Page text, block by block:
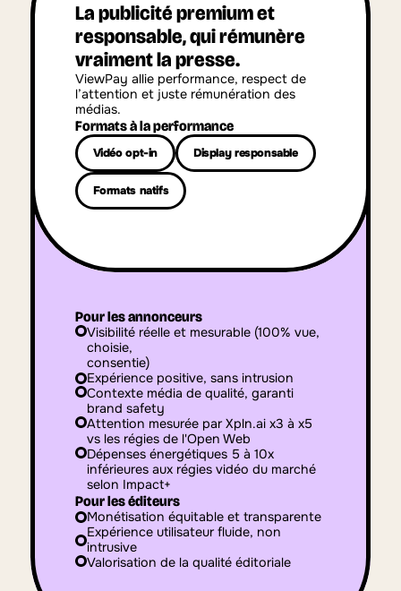
La publicité premium et
responsable, qui rémunère
vraiment la presse.
ViewPay allie performance, respect de
l’attention et juste rémunération des
médias.
Formats à la performance
Vidéo opt-in Display responsable
Formats natifs
Pour les annonceurs
Visibilité réelle et mesurable (100% vue,
choisie,
consentie)
Expérience positive, sans intrusion
Contexte média de qualité, garanti
brand safety
Attention mesurée par Xpln.ai x3 à x5
vs les régies de l'Open Web
Dépenses énergétiques 5 à 10x
inférieures aux régies vidéo du marché
selon Impact+
Pour les éditeurs
Monétisation équitable et transparente
Expérience utilisateur fluide, non
intrusive
Valorisation de la qualité éditoriale